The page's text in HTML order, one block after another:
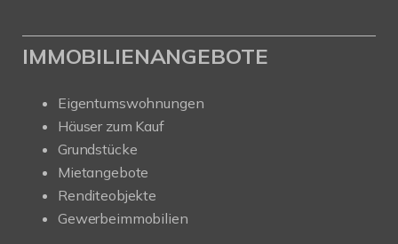
IMMOBILIENANGEBOTE
Eigentumswohnungen
Häuser zum Kauf
Grundstücke
Mietangebote
Renditeobjekte
Gewerbeimmobilien